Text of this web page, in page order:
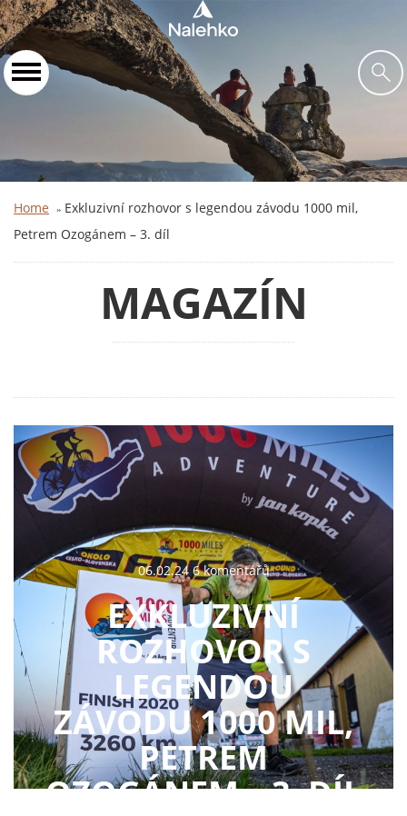
Home » Exkluzivní rozhovor s legendou závodu 1000 mil,
Petrem Ozogánem – 3. díl
MAGAZÍN
06.02.24 6 komentářů
EXKLUZIVNÍ
ROZHOVOR S
LEGENDOU
ZÁVODU 1000 MIL,
PETREM
OZOGÁNEM – 3. DÍL